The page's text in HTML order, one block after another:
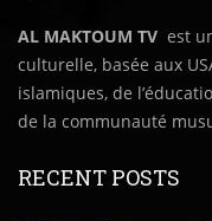
AL MAKTOUM TV est
culturelle, basée aux
islamiques, de
de la communauté
RECENT POSTS